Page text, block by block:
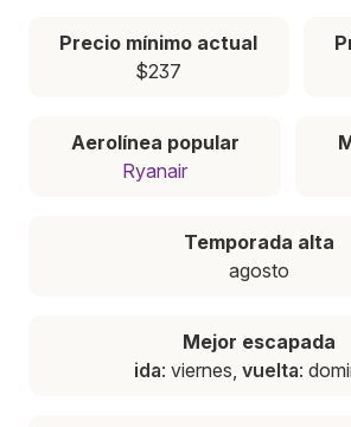
Precio mínimo actual
$237
Aerolínea popular
Ryanair
Temporada alta
agosto
Mejor escapada
ida: viernes, vuelta: